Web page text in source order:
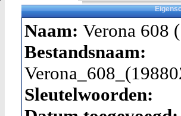
Naam: Verona 608
Bestandsnaam:
Sleutelwoorden: